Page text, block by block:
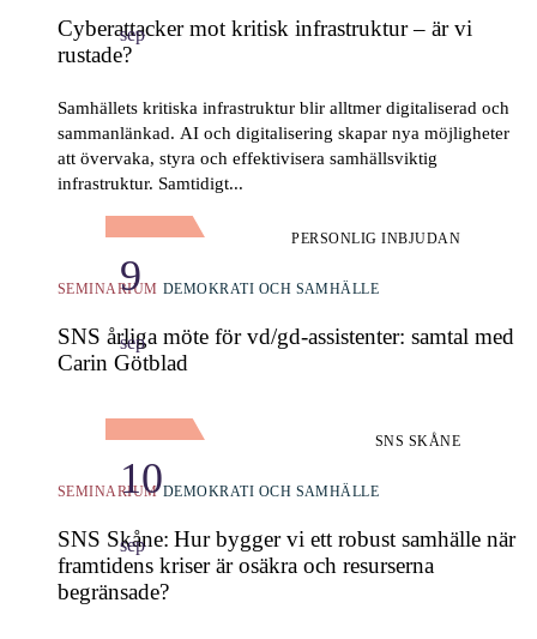
sep
Cyberattacker mot kritisk infrastruktur – är vi
rustade?
Samhällets kritiska infrastruktur blir alltmer digitaliserad och
sammanlänkad. AI och digitalisering skapar nya möjligheter
att övervaka, styra och effektivisera samhällsviktig
infrastruktur. Samtidigt...
9
sep
PERSONLIG INBJUDAN
SEMINARIUM DEMOKRATI OCH SAMHÄLLE
SNS årliga möte för vd/gd-assistenter: samtal med
Carin Götblad
10
sep
SNS SKÅNE
SEMINARIUM DEMOKRATI OCH SAMHÄLLE
SNS Skåne: Hur bygger vi ett robust samhälle när
framtidens kriser är osäkra och resurserna
begränsade?